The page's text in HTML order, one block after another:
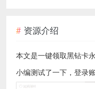
资源介绍
本文是一键领取黑钻卡
小编测试了一下，登录